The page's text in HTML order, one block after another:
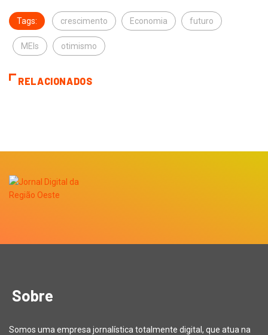
Tags: crescimento Economia futuro
MEIs otimismo
RELACIONADOS
Sobre
Somos uma empresa jornalística totalmente digital, que atua na